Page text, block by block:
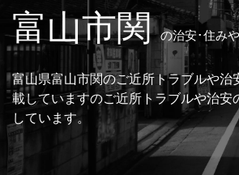
富山市関の治安･住み
富山県富山市関のご近所トラブルや治
載していますのご近所トラブルや治安
しています。